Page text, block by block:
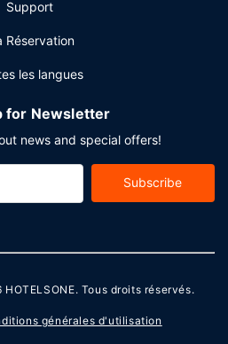
Support
Réservation
les langues
for Newsletter
news and special offers!
Subscribe
HOTELSONE. Tous droits réservés.
générales d'utilisation